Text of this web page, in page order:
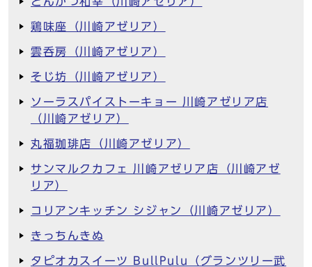
鶏味座（川崎アゼリア）
雲呑房（川崎アゼリア）
そじ坊（川崎アゼリア）
ソーラスパイストーキョー 川崎アゼリア店
（川崎アゼリア）
丸福珈琲店（川崎アゼリア）
サンマルクカフェ 川崎アゼリア店（川崎アゼ
リア）
コリアンキッチン シジャン（川崎アゼリア）
きっちんきぬ
タピオカスイーツ BullPulu（グランツリー武